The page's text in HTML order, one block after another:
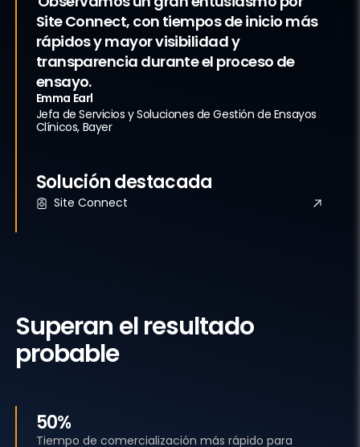
Simple, Standard Collaboration
Simple, Standard Collaboration
Site Connect, con tiempos de inicio más
rápidos y mayor visibilidad y
transparencia durante el proceso de
ensayo.
Emma Earl
Jefa de Servicios y Soluciones de Gestión de Ensayos
Clínicos, Bayer
Solución destacada
Site Connect
Superan el resultado
probable
50%
Tiempo de comercialización más rápido para